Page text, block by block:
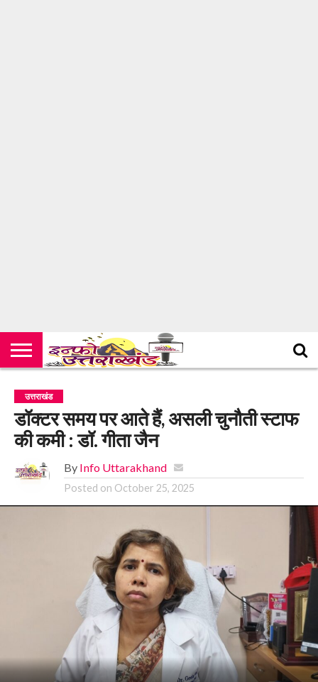
उत्तराखंड
डॉक्टर समय पर आते हैं, असली चुनौती स्टाफ
की कमी : डॉ. गीता जैन
By Info Uttarakhand
Posted on October 25, 2025